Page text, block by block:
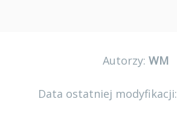
Autorzy: WM
Data ostatniej modyfikacji: